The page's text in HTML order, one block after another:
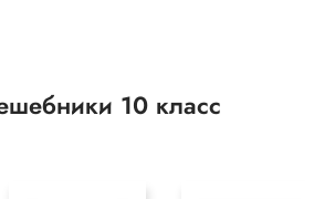
10 класс